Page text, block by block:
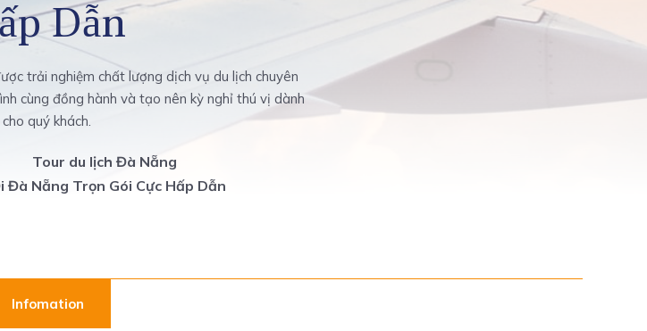
Dẫn
trải nghiệm chất lượng dịch vụ du lịch chuyên
cùng đồng hành và tạo nên kỳ nghỉ thú vị dành
cho quý khách.
Tour du lịch Đà Nẵng
Đà Nẵng Trọn Gói Cực Hấp Dẫn
Infomation